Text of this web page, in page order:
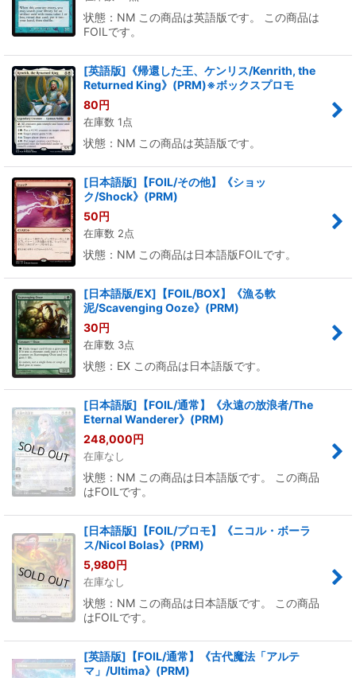
状態：NM この商品は英語版です。 この商品は
FOILです。
[英語版]《帰還した王、ケンリス/Kenrith, the
Returned King》(PRM)※ボックスプロモ
80円
在庫数 1点
状態：NM この商品は英語版です。
[日本語版]【FOIL/その他】《ショッ
ク/Shock》(PRM)
50円
在庫数 2点
状態：NM この商品は日本語版FOILです。
[日本語版/EX]【FOIL/BOX】《漁る軟
泥/Scavenging Ooze》(PRM)
30円
在庫数 3点
状態：EX この商品は日本語版です。
[日本語版]【FOIL/通常】《永遠の放浪者/The
Eternal Wanderer》(PRM)
248,000円
在庫なし
状態：NM この商品は日本語版です。 この商品
はFOILです。
[日本語版]【FOIL/プロモ】《ニコル・ボーラ
ス/Nicol Bolas》(PRM)
5,980円
在庫なし
状態：NM この商品は日本語版です。 この商品
はFOILです。
[英語版]【FOIL/通常】《古代魔法「アルテ
マ」/Ultima》(PRM)